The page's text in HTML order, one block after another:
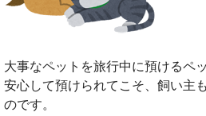
大事なペットを旅行中に預けるペ
安心して預けられてこそ、飼い主
のです。